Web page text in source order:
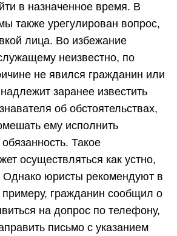
в назначенное время. В
также урегулирован вопрос,
лица. Во избежание
неизвестно, по
не явился гражданин или
заранее известить
об обстоятельствах,
ему исполнить
Такое
осуществляться как устно,
Однако юристы рекомендуют в
примеру, гражданин сообщил о
на допрос по телефону,
письмо с указанием